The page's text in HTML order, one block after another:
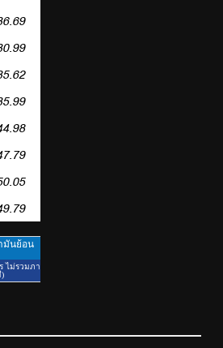
ททท. ประกาศความสำเร็จ Village
to the World Season 5 ผนึก 9
คุณค่าการท่องเที่ยวไทยอย่างยั่งยืน
เหิงลี่ แมนูแฟคเจอริ่ง เทคโนโลยี
(ไทยแลนด์) เปิดโรงงานแห่งใหม่
ในชลบุรี เดินหน้าขยายฐานการ
PR